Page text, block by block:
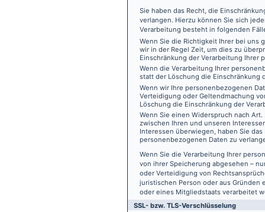
Sie haben das Recht, die
verlangen. Hierzu können Sie sich
Verarbeitung besteht in folgenden
Wenn Sie die Richtigkeit Ihrer bei
wir in der Regel Zeit, um dies zu
Einschränkung der Verarbeitung Ihrer
Wenn die Verarbeitung Ihrer
statt der Löschung die Einschränkung
Wenn wir Ihre personenbezogenen
Verteidigung oder Geltendmachung
Löschung die Einschränkung der
Wenn Sie einen Widerspruch nach
zwischen Ihren und unseren
Interessen überwiegen, haben Sie
personenbezogenen Daten zu
Wenn Sie die Verarbeitung Ihrer
von ihrer Speicherung abgesehen –
oder Verteidigung von
juristischen Person oder aus
oder eines Mitgliedstaats verarbeitet
SSL- bzw. TLS-Verschlüsselung